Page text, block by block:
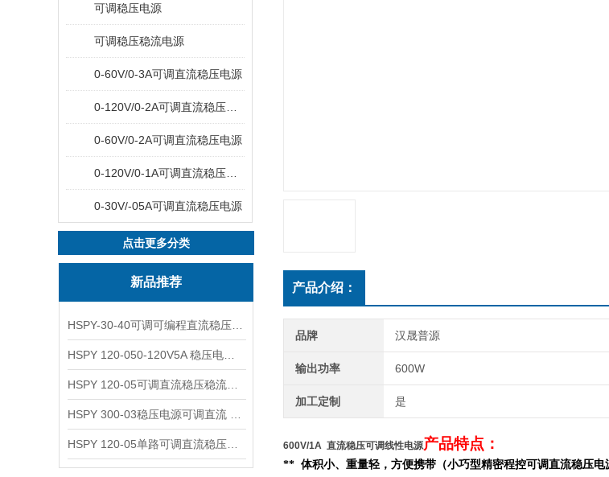
可调稳压电源
可调稳压稳流电源
0-60V/0-3A可调直流稳压电源
0-60V/0-2A可调直流稳压电源
0-30V/-05A可调直流稳压电源
点击更多分类
新品推荐 产品介绍：
品牌 汉晟普源
输出功率 600W
加工定制 是
600V/1A 直流稳压可调线性电源产品特点：
** 体积小、重量轻，方便携带（小巧型精密程控可调直流稳压电